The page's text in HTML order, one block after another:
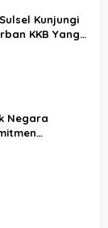
Kunjungi
KKB Yang
Negara